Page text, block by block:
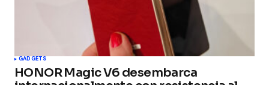
GADGETS
HONOR Magic V6 desembarca